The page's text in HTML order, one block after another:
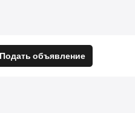
Подать объявление